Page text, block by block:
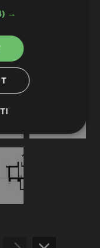
→
Soubory
cílení